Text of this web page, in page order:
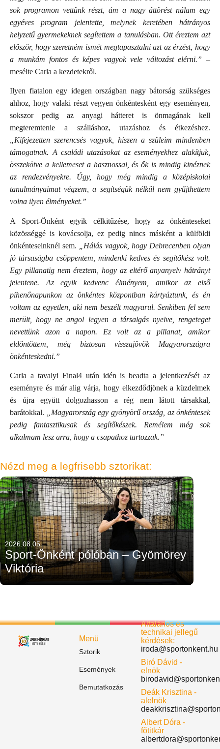
sok programon vettünk részt, ám a nagy áttörést nálam egy
egyéves program jelentette, melynek keretében hátrányos
helyzetű gyermekeknek segítettem a tanulásban. Ott éreztem azt
először, hogy szeretném ismét megtapasztalni azt az érzést, hogy
a munkám fontos és képes vagyok vele változást elérni.” –
mesélte Carla a kezdetekről.
Ilyen fiatalon egy idegen országban nagy bátorság szükséges
ahhoz, hogy valaki részt vegyen önkéntesként egy eseményen,
sokszor pedig az anyagi hátteret is önmagának kell
megteremtenie a szálláshoz, utazáshoz és étkezéshez.
„Kifejezetten szerencsés vagyok, hiszen a szüleim mindenben
támogatnak. A családi utazásokat az eseményekhez alakítjuk,
összekötve a kellemeset a hasznossal, és ők is mindig kinéznek
az rendezvényekre. Úgy, hogy még mindig a középiskolai
tanulmányaimat végzem, a segítségük nélkül nem gyűjthettem
volna ilyen élményeket.”
A Sport-Önként egyik célkitűzése, hogy az önkénteseket
közösséggé is kovácsolja, ez pedig nincs másként a külföldi
önkénteseinknél sem.
„Hálás vagyok, hogy Debrecenben olyan
jó társaságba csöppentem, mindenki kedves és segítőkész volt.
Egy pillanatig nem éreztem, hogy az eltérő anyanyelv hátrányt
jelentene. Az egyik kedvenc élményem, amikor az első
pihenőnapunkon az önkéntes központban kártyáztunk, és én
voltam az egyetlen, aki nem beszélt magyarul. Senkiben fel sem
merült, hogy ne angol legyen a társalgás nyelve, rengeteget
nevettünk azon a napon. Ez volt az a pillanat, amikor
eldöntöttem, még biztosan visszajövök Magyarországra
önkénteskedni.”
Carla a tavalyi Final4 után idén is beadta a jelentkezését az
eseményre és már alig várja, hogy elkezdődjönek a küzdelmek
és újra együtt dolgozhasson a rég nem látott társakkal,
barátokkal.
„Magyarország egy gyönyörű ország, az önkéntesek
pedig fantasztikusak és segítőkészek. Remélem még sok
alkalmam lesz arra, hogy a csapathoz tartozzak.”
Nézd meg a legfrisebb sztorikat:
2026.08.05.
Sport-Önként pólóban – Gyömörey
Viktória
Menü
Sztorik
Események
Bemutatkozás
Általános és
technikai jellegű
kérdések:
iroda@sportonkent.hu
Biró Dávid -
elnök
Deák Krisztina -
alelnök
Albert Dóra -
főtitkár